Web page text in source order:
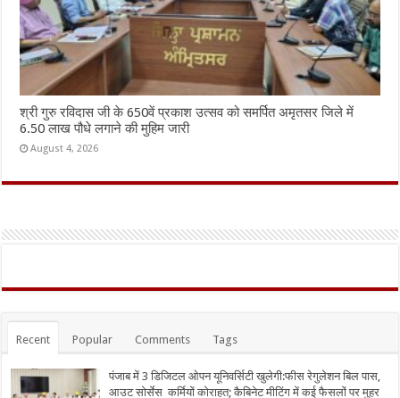
श्री गुरु रविदास जी के 650वें प्रकाश उत्सव को समर्पित अमृतसर जिले में
6.50 लाख पौधे लगाने की मुहिम जारी
August 4, 2026
Recent Popular Comments Tags
पंजाब में 3 डिजिटल ओपन यूनिवर्सिटी खुलेगी:फीस रेगुलेशन बिल पास,
आउट सोर्सेस कर्मियों कोराहत; कैबिनेट मीटिंग में कई फैसलों पर मुहर